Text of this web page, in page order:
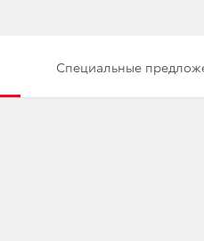
Специальные